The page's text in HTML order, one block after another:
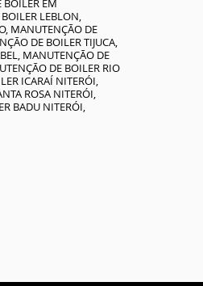
e qualidade dos produtos.
BOILER EM
LEBLON,
MANUTENÇÃO DE
DE BOILER TIJUCA,
MANUTENÇÃO DE
DE BOILER RIO
ICARAÍ NITERÓI,
ROSA NITERÓI,
BADU NITERÓI,